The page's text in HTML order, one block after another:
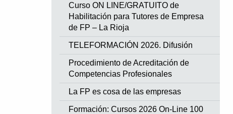
Curso ON LINE/GRATUITO de
Habilitación para Tutores de Empresa
de FP – La Rioja
TELEFORMACIÓN 2026. Difusión
Procedimiento de Acreditación de
Competencias Profesionales
La FP es cosa de las empresas
Formación: Cursos 2026 On-Line 100